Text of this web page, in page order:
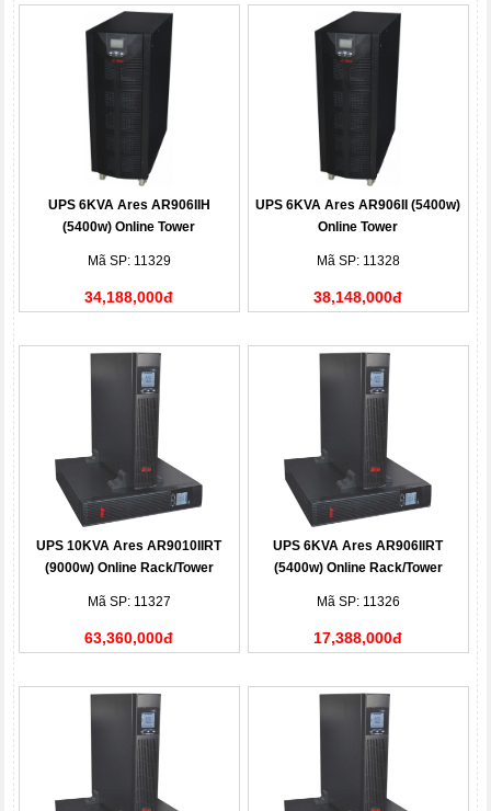
UPS 6KVA Ares AR906IIH
(5400w) Online Tower
Mã SP: 11329
34,188,000đ
UPS 6KVA Ares AR906II (5400w)
Online Tower
Mã SP: 11328
38,148,000đ
UPS 10KVA Ares AR9010IIRT
(9000w) Online Rack/Tower
Mã SP: 11327
63,360,000đ
UPS 6KVA Ares AR906IIRT
(5400w) Online Rack/Tower
Mã SP: 11326
17,388,000đ